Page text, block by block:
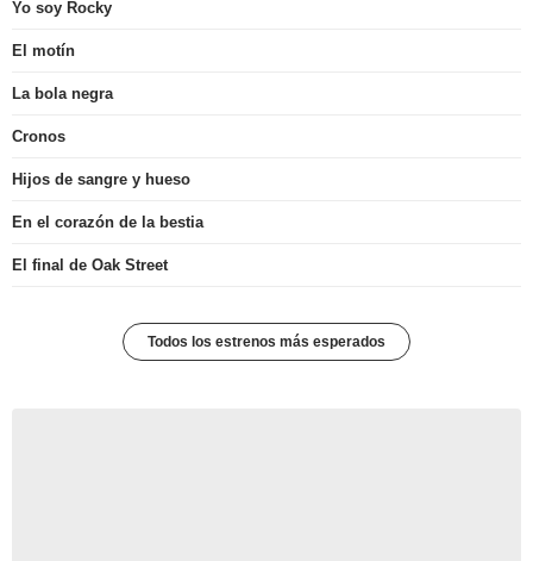
Yo soy Rocky
El motín
La bola negra
Cronos
Hijos de sangre y hueso
En el corazón de la bestia
El final de Oak Street
Todos los estrenos más esperados